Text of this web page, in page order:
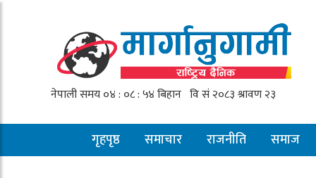
गृहपृष्ठ समाचार राजनीति समाज